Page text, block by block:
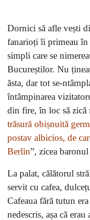
Dornici să afle vești
fanarioți îi primeau în
simpli care se
Bucureștilor. Nu
ăsta, dar tot se-
întâmpinarea
din fire, în loc să zică
trăsură obișnuită
postav albicios, de
Berlin”, zicea
La palat, călătorul
servit cu cafea,
Cafeaua fără tutun
nedescris, așa că